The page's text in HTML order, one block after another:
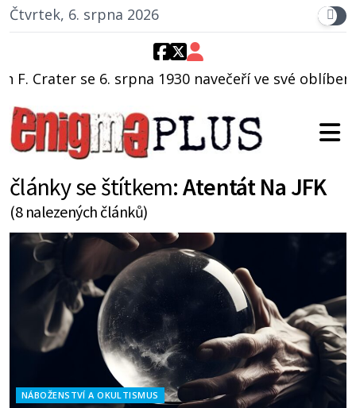
Čtvrtek, 6. srpna 2026
1930 navečeří ve své oblíbené restauraci,
články se štítkem:Atentát Na JFK
(8 nalezených článků)
NÁBOŽENSTVÍ A OKULTISMUS